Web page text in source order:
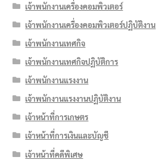
เจ้าพนักงานเครื่องคอมพิวเตอร์
เจ้าพนักงานเครื่องคอมพิวเตอร์ปฏิบัติงาน
เจ้าพนักงานเทศกิจ
เจ้าพนักงานเทศกิจปฏิบัติการ
เจ้าพนักงานแรงงาน
เจ้าพนักงานแรงงานปฏิบัติงาน
เจ้าหน้าที่การเกษตร
เจ้าหน้าที่การเงินและบัญชี
เจ้าหน้าที่คดีพิเศษ